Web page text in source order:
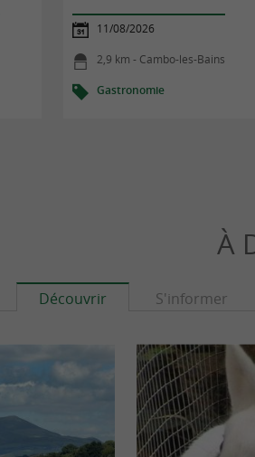
11/08/2026
2,9 km - Cambo-les-Bains
Gastronomie
À
Découvrir S'informer